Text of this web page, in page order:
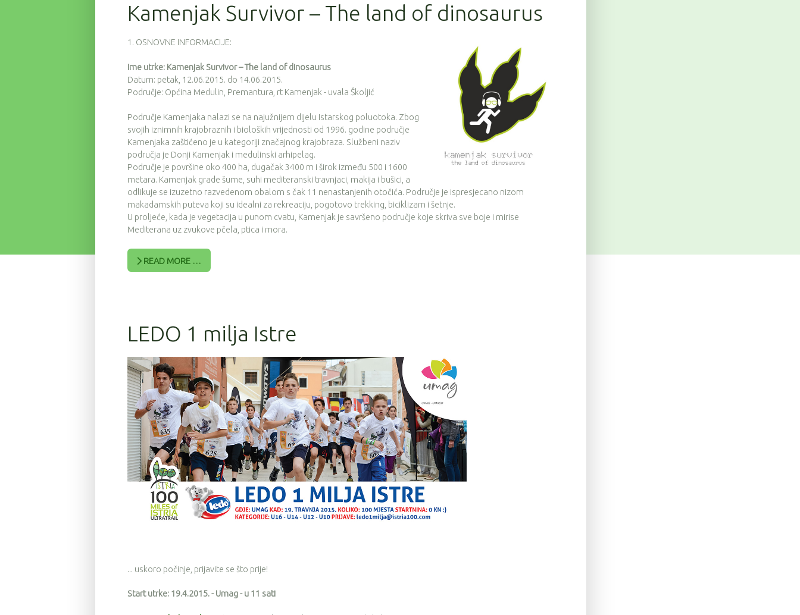
Kamenjak Survivor – The land of dinosaurus
1. OSNOVNE INFORMACIJE:
Ime utrke: Kamenjak Survivor – The land of dinosaurus
Datum: petak, 12.06.2015. do 14.06.2015.
Područje: Općina Medulin, Premantura, rt Kamenjak - uvala Školjić
Područje Kamenjaka nalazi se na najužnijem dijelu Istarskog poluotoka. Zbog
svojih iznimnih krajobraznih i bioloških vrijednosti od 1996. godine područje
Kamenjaka zaštićeno je u kategoriji značajnog krajobraza. Službeni naziv
područja je Donji Kamenjak i medulinski arhipelag.
Područje je površine oko 400 ha, dugačak 3400 m i širok između 500 i 1600
metara. Kamenjak grade šume, suhi mediteranski travnjaci, makija i bušici, a
odlikuje se izuzetno razvedenom obalom s čak 11 nenastanjenih otočića. Područje je ispresjecano nizom
makadamskih puteva koji su idealni za rekreaciju, pogotovo trekking, biciklizam i šetnje.
U proljeće, kada je vegetacija u punom cvatu, Kamenjak je savršeno područje koje skriva sve boje i mirise
Mediterana uz zvukove pčela, ptica i mora.
READ MORE …
LEDO 1 milja Istre
... uskoro počinje, prijavite se što prije!
Start utrke: 19.4.2015. - Umag - u 11 sati